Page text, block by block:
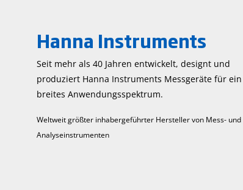
Hanna Instruments
Seit mehr als 40 Jahren entwickelt, designt und
produziert Hanna Instruments Mess­geräte für ein
breites Anwendungs­spektrum.
Weltweit größter inhabergeführter Hersteller von Mess- und
Analyseinstrumenten